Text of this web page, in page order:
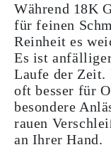
Während 18K
für feinen
Reinheit es
Es ist
Laufe der Zeit.
oft besser für
besondere
rauen
an Ihrer Hand.